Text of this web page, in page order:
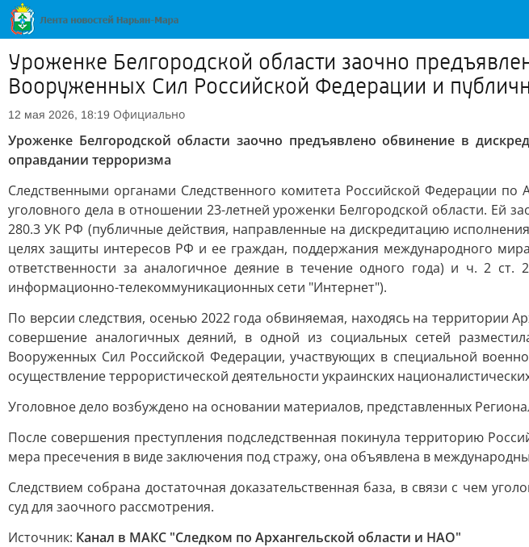
Уроженке Белгородской области заочно
Вооруженных Сил Российской Федерации и
12 мая 2026, 18:19 Официально
Уроженке Белгородской области заочно предъявлено обвинение в
оправдании терроризма
Следственными органами Следственного комитета Российской Федерации
уголовного дела в отношении 23-летней уроженки Белгородской области. Ей
280.3 УК РФ (публичные действия, направленные на дискредитацию
целях защиты интересов РФ и ее граждан, поддержания международного
ответственности за аналогичное деяние в течение одного года) и ч. 2
информационно-телекоммуникационных сети "Интернет").
По версии следствия, осенью 2022 года обвиняемая, находясь на территории
совершение аналогичных деяний, в одной из социальных сетей
Вооруженных Сил Российской Федерации, участвующих в специальной
осуществление террористической деятельности украинских
Уголовное дело возбуждено на основании материалов, представленных
После совершения преступления подследственная покинула территорию
мера пресечения в виде заключения под стражу, она объявлена в
Следствием собрана достаточная доказательственная база, в связи с чем
суд для заочного рассмотрения.
Источник: Канал в МАКС "Следком по Архангельской области и НАО"